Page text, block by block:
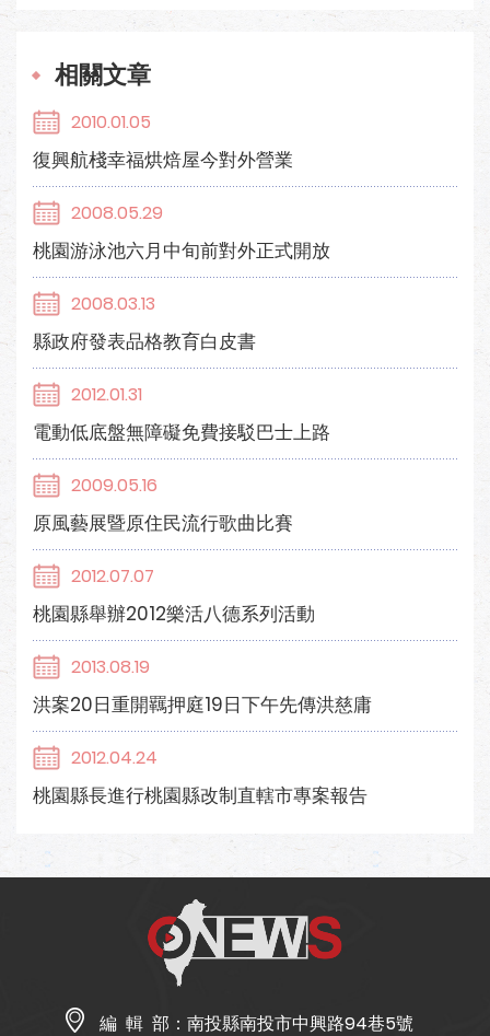
相關文章
2010.01.05
復興航棧幸福烘焙屋今對外營業
2008.05.29
桃園游泳池六月中旬前對外正式開放
2008.03.13
縣政府發表品格教育白皮書
2012.01.31
電動低底盤無障礙免費接駁巴士上路
2009.05.16
原風藝展暨原住民流行歌曲比賽
2012.07.07
桃園縣舉辦2012樂活八德系列活動
2013.08.19
洪案20日重開羈押庭19日下午先傳洪慈庸
2012.04.24
桃園縣長進行桃園縣改制直轄市專案報告
編 輯 部： 南投縣南投市中興路94巷5號